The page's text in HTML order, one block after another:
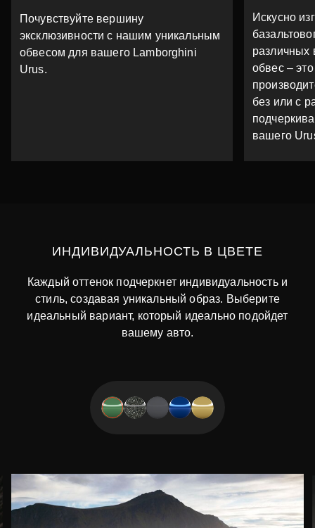
Почувствуйте вершину
эксклюзивности с нашим уникальным
обвесом для вашего Lamborghini
Urus.
Искусно
различных
обвес –
без или с
вашего
ИНДИВИДУАЛЬНОСТЬ В ЦВЕТЕ
Каждый оттенок подчеркнет индивидуальность и
стиль, создавая уникальный образ. Выберите
идеальный вариант, который идеально подойдет
вашему авто.